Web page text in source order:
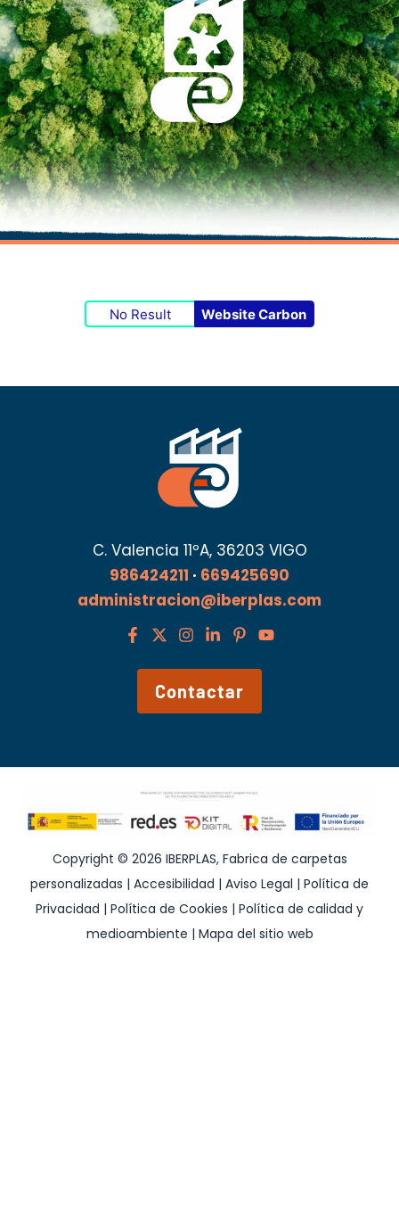
No Result Website Carbon
C. Valencia 11ºA, 36203 VIGO
986424211 · 669425690
administracion@iberplas.com
Contactar
Copyright © 2026 IBERPLAS, Fabrica de carpetas
personalizadas | Accesibilidad | Aviso Legal | Política de
Privacidad | Política de Cookies | Política de calidad y
medioambiente | Mapa del sitio web